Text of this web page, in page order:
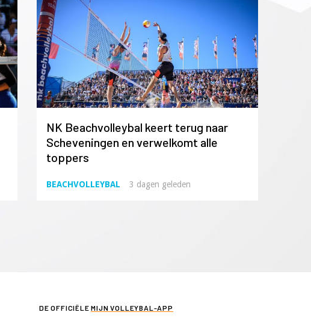
NK Beachvolleybal keert terug naar
Scheveningen en verwelkomt alle
toppers
BEACHVOLLEYBAL 3 dagen geleden
DE OFFICIËLEMIJN VOLLEYBAL-APP